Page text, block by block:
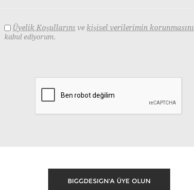
Üyelik Koşullarını ve kişisel verilerimin korunmasını
kabul ediyorum.